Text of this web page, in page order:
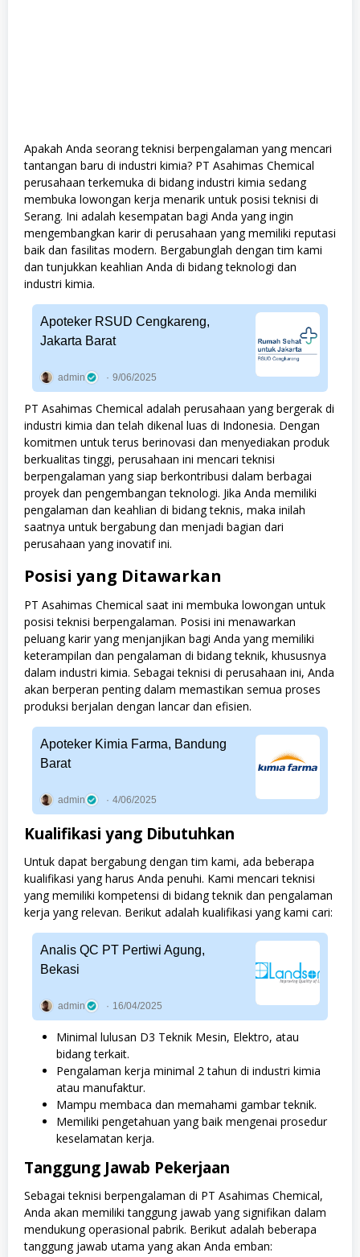
Apakah Anda seorang teknisi berpengalaman yang mencari
tantangan baru di industri kimia? PT Asahimas Chemical
perusahaan terkemuka di bidang industri kimia sedang
membuka lowongan kerja menarik untuk posisi teknisi di
Serang. Ini adalah kesempatan bagi Anda yang ingin
mengembangkan karir di perusahaan yang memiliki reputasi
baik dan fasilitas modern. Bergabunglah dengan tim kami
dan tunjukkan keahlian Anda di bidang teknologi dan
industri kimia.
Apoteker RSUD Cengkareng,
Jakarta Barat
admin 9/06/2025
PT Asahimas Chemical adalah perusahaan yang bergerak di
industri kimia dan telah dikenal luas di Indonesia. Dengan
komitmen untuk terus berinovasi dan menyediakan produk
berkualitas tinggi, perusahaan ini mencari teknisi
berpengalaman yang siap berkontribusi dalam berbagai
proyek dan pengembangan teknologi. Jika Anda memiliki
pengalaman dan keahlian di bidang teknis, maka inilah
saatnya untuk bergabung dan menjadi bagian dari
perusahaan yang inovatif ini.
Posisi yang Ditawarkan
PT Asahimas Chemical saat ini membuka lowongan untuk
posisi teknisi berpengalaman. Posisi ini menawarkan
peluang karir yang menjanjikan bagi Anda yang memiliki
keterampilan dan pengalaman di bidang teknik, khususnya
dalam industri kimia. Sebagai teknisi di perusahaan ini, Anda
akan berperan penting dalam memastikan semua proses
produksi berjalan dengan lancar dan efisien.
Apoteker Kimia Farma, Bandung
Barat
admin 4/06/2025
Kualifikasi yang Dibutuhkan
Untuk dapat bergabung dengan tim kami, ada beberapa
kualifikasi yang harus Anda penuhi. Kami mencari teknisi
yang memiliki kompetensi di bidang teknik dan pengalaman
kerja yang relevan. Berikut adalah kualifikasi yang kami cari:
Analis QC PT Pertiwi Agung,
Bekasi
admin 16/04/2025
Minimal lulusan D3 Teknik Mesin, Elektro, atau
bidang terkait.
Pengalaman kerja minimal 2 tahun di industri kimia
atau manufaktur.
Mampu membaca dan memahami gambar teknik.
Memiliki pengetahuan yang baik mengenai prosedur
keselamatan kerja.
Tanggung Jawab Pekerjaan
Sebagai teknisi berpengalaman di PT Asahimas Chemical,
Anda akan memiliki tanggung jawab yang signifikan dalam
mendukung operasional pabrik. Berikut adalah beberapa
tanggung jawab utama yang akan Anda emban: